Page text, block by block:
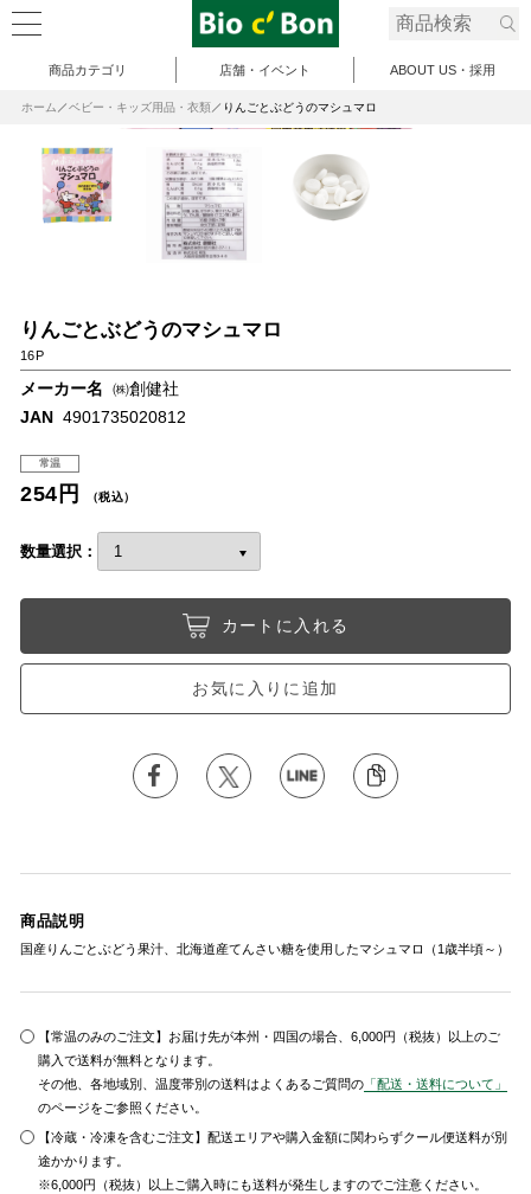
商品カテゴリ 店舗・イベント ABOUT US・採用
ホーム ベビー・キッズ用品・衣類 りんごとぶどうのマシュマロ
りんごとぶどうのマシュマロ
16P
メーカー名 ㈱創健社
JAN 4901735020812
常温
254円 （税込）
数量選択：
カートに入れる
お気に入りに追加
商品説明
国産りんごとぶどう果汁、北海道産てんさい糖を使用したマシュマロ（1歳半頃～）
【常温のみのご注文】お届け先が本州・四国の場合、6,000円（税抜）以上のご
購入で送料が無料となります。
その他、各地域別、温度帯別の送料はよくあるご質問の 「配送・送料について」
のページをご参照ください。
【冷蔵・冷凍を含むご注文】配送エリアや購入金額に関わらずクール便送料が別
途かかります。
※6,000円（税抜）以上ご購入時にも送料が発生しますのでご注意ください。